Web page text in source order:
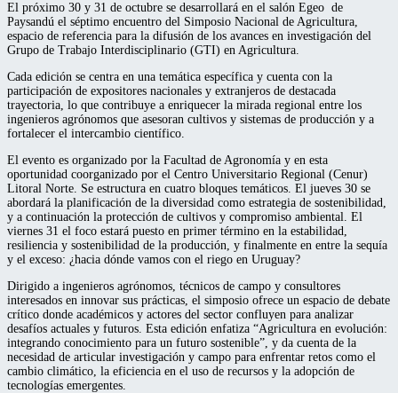
El próximo 30 y 31 de octubre se desarrollará en el salón Egeo de
Paysandú el séptimo encuentro del Simposio Nacional de Agricultura,
espacio de referencia para la difusión de los avances en investigación del
Grupo de Trabajo Interdisciplinario (GTI) en Agricultura.
Cada edición se centra en una temática específica y cuenta con la
participación de expositores nacionales y extranjeros de destacada
trayectoria, lo que contribuye a enriquecer la mirada regional entre los
ingenieros agrónomos que asesoran cultivos y sistemas de producción y a
fortalecer el intercambio científico.
El evento es organizado por la Facultad de Agronomía y en esta
oportunidad coorganizado por el Centro Universitario Regional (Cenur)
Litoral Norte. Se estructura en cuatro bloques temáticos. El jueves 30 se
abordará la planificación de la diversidad como estrategia de sostenibilidad,
y a continuación la protección de cultivos y compromiso ambiental. El
viernes 31 el foco estará puesto en primer término en la estabilidad,
resiliencia y sostenibilidad de la producción, y finalmente en entre la sequía
y el exceso: ¿hacia dónde vamos con el riego en Uruguay?
Dirigido a ingenieros agrónomos, técnicos de campo y consultores
interesados en innovar sus prácticas, el simposio ofrece un espacio de debate
crítico donde académicos y actores del sector confluyen para analizar
desafíos actuales y futuros. Esta edición enfatiza “Agricultura en evolución:
integrando conocimiento para un futuro sostenible”, y da cuenta de la
necesidad de articular investigación y campo para enfrentar retos como el
cambio climático, la eficiencia en el uso de recursos y la adopción de
tecnologías emergentes.